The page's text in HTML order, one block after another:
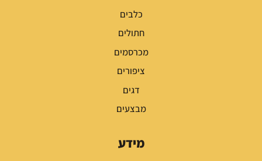
כלבים
חתולים
מכרסמים
ציפורים
דגים
מבצעים
מידע